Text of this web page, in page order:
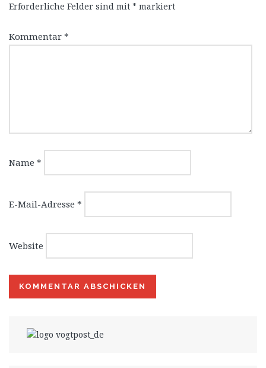
Erforderliche Felder sind mit * markiert
Kommentar *
Name *
E-Mail-Adresse *
Website